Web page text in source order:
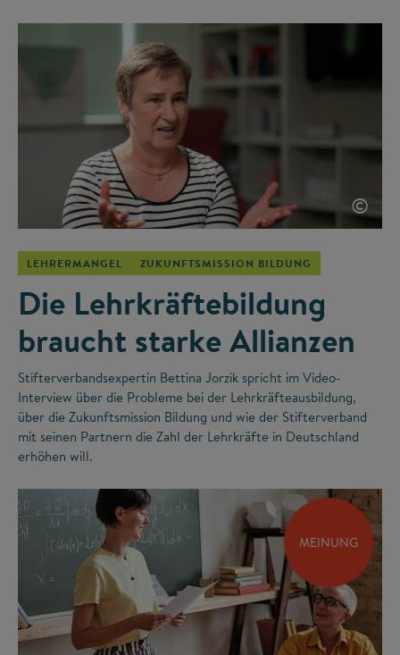
©
LEHRERMANGEL ZUKUNFTSMISSION BILDUNG
Die Lehrkräftebildung
braucht starke Allianzen
Stifterverbandsexpertin Bettina Jorzik spricht im Video-
Interview über die Probleme bei der Lehrkräfteausbildung,
über die Zukunftsmission Bildung und wie der Stifterverband
mit seinen Partnern die Zahl der Lehrkräfte in Deutschland
erhöhen will.
MEINUNG